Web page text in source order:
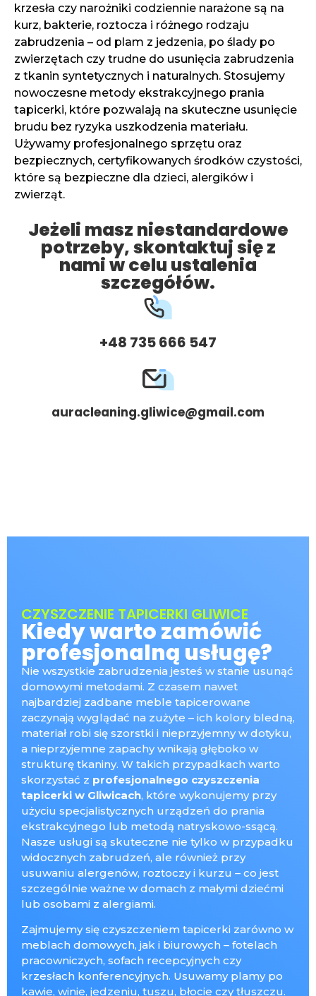
krzesła czy narożniki codziennie narażone są na
kurz, bakterie, roztocza i różnego rodzaju
zabrudzenia – od plam z jedzenia, po ślady po
zwierzętach czy trudne do usunięcia zabrudzenia
z tkanin syntetycznych i naturalnych. Stosujemy
nowoczesne metody ekstrakcyjnego prania
tapicerki, które pozwalają na skuteczne usunięcie
brudu bez ryzyka uszkodzenia materiału.
Używamy profesjonalnego sprzętu oraz
bezpiecznych, certyfikowanych środków czystości,
które są bezpieczne dla dzieci, alergików i
zwierząt.
Jeżeli masz niestandardowe
potrzeby, skontaktuj się z
nami w celu ustalenia
szczegółów.
+48 735 666 547
auracleaning.gliwice@gmail.com
CZYSZCZENIE TAPICERKI GLIWICE
Kiedy warto zamówić
profesjonalną usługę?
Nie wszystkie zabrudzenia jesteś w stanie usunąć
domowymi metodami. Z czasem nawet
najbardziej zadbane meble tapicerowane
zaczynają wyglądać na zużyte – ich kolory bledną,
materiał robi się szorstki i nieprzyjemny w dotyku,
a nieprzyjemne zapachy wnikają głęboko w
strukturę tkaniny. W takich przypadkach warto
skorzystać z profesjonalnego czyszczenia
tapicerki w Gliwicach, które wykonujemy przy
użyciu specjalistycznych urządzeń do prania
ekstrakcyjnego lub metodą natryskowo-ssącą.
Nasze usługi są skuteczne nie tylko w przypadku
widocznych zabrudzeń, ale również przy
usuwaniu alergenów, roztoczy i kurzu – co jest
szczególnie ważne w domach z małymi dziećmi
lub osobami z alergiami.
Zajmujemy się czyszczeniem tapicerki zarówno w
meblach domowych, jak i biurowych – fotelach
pracowniczych, sofach recepcyjnych czy
krzesłach konferencyjnych. Usuwamy plamy po
kawie, winie, jedzeniu, tuszu, błocie czy tłuszczu.